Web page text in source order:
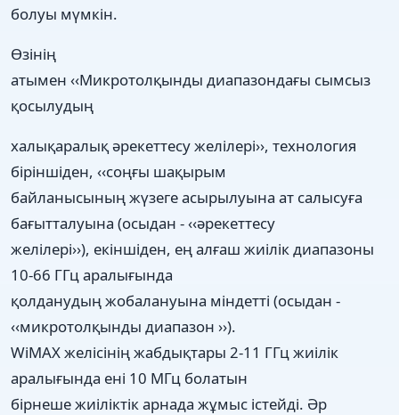
болуы мүмкін.
Өзінің
атымен ‹‹Микротолқынды диапазондағы сымсыз
қосылудың
халықаралық әрекеттесу желілері››, технология
біріншіден, ‹‹соңғы шақырым
байланысының жүзеге асырылуына ат салысуға
бағытталуына (осыдан - ‹‹әрекеттесу
желілері››), екіншіден, ең алғаш жиілік диапазоны
10-66 ГГц аралығында
қолданудың жобалануына міндетті (осыдан -
‹‹микротолқынды диапазон ››).
WiMAX желісінің жабдықтары 2-11 ГГц жиілік
аралығында ені 10 МГц болатын
бірнеше жиіліктік арнада жұмыс істейді. Әр